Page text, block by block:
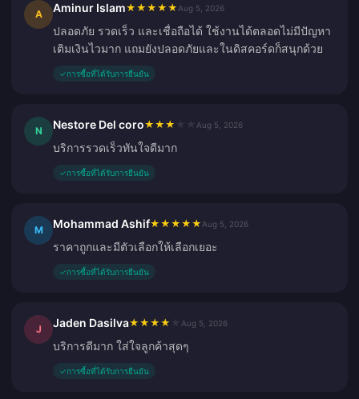
A Aminur Islam★ ★ ★ ★ ★ Aug 5, 2026
ปลอดภัย รวดเร็ว และเชื่อถือได้ ใช้งานได้ตลอดไม่มีปัญหา
เติมเงินไวมาก แถมยังปลอดภัยและในดิสคอร์ดก็สนุกด้วย
✓การซื้อที่ได้รับการยืนยัน
N Nestore Del coro★ ★ ★ Aug 5, 2026
บริการรวดเร็วทันใจดีมาก
✓การซื้อที่ได้รับการยืนยัน
M Mohammad Ashif★ ★ ★ ★ ★ Aug 5, 2026
ราคาถูกและมีตัวเลือกให้เลือกเยอะ
✓การซื้อที่ได้รับการยืนยัน
J Jaden Dasilva★ ★ ★ ★ Aug 5, 2026
บริการดีมาก ใส่ใจลูกค้าสุดๆ
✓การซื้อที่ได้รับการยืนยัน